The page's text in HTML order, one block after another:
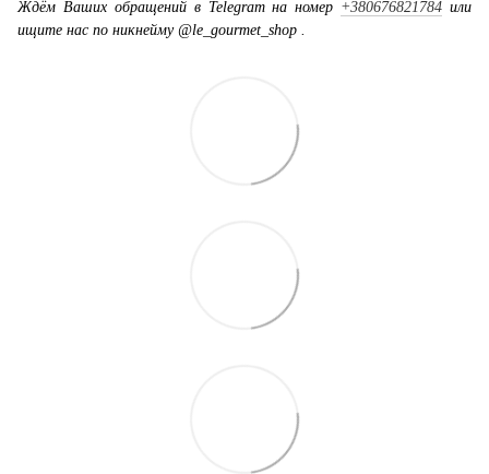
Ждём Ваших обращений в Telegram на номер +380676821784 или
ищите нас по никнейму @le_gourmet_shop .